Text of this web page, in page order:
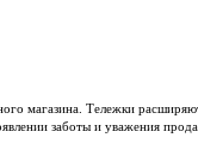
магазина. Тележки
заботы и уважения